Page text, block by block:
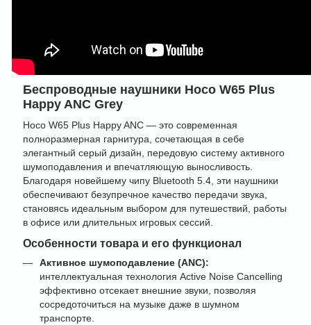
Беспроводные наушники Hoco W65 Plus
Happy ANC Grey
Hoco W65 Plus Happy ANC — это современная
полноразмерная гарнитура, сочетающая в себе
элегантный серый дизайн, передовую систему активного
шумоподавления и впечатляющую выносливость.
Благодаря новейшему чипу Bluetooth 5.4, эти наушники
обеспечивают безупречное качество передачи звука,
становясь идеальным выбором для путешествий, работы
в офисе или длительных игровых сессий.
Особенности товара и его функционал
Активное шумоподавление (ANC):
интеллектуальная технология Active Noise Cancelling
эффективно отсекает внешние звуки, позволяя
сосредоточиться на музыке даже в шумном
транспорте.